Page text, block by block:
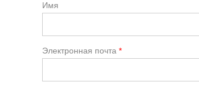
Имя
Электронная почта *